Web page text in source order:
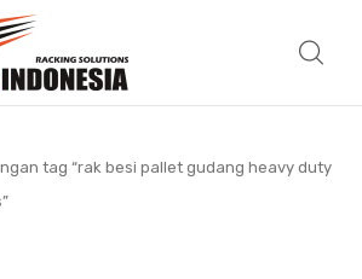
tag “rak besi pallet gudang heavy duty